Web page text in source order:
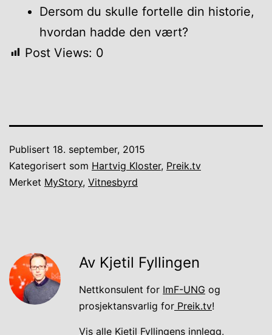
Dersom du skulle fortelle din historie,
hvordan hadde den vært?
Post Views: 0
Publisert 18. september, 2015
Kategorisert som Hartvig Kloster, Preik.tv
Merket MyStory, Vitnesbyrd
Av Kjetil Fyllingen
Nettkonsulent for ImF-UNG og
prosjektansvarlig for Preik.tv!
Vis alle Kjetil Fyllingens innlegg.